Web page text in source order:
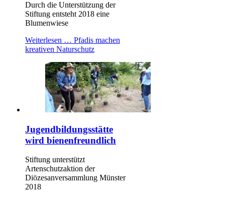
Durch die Unterstützung der
Stiftung entsteht 2018 eine
Blumenwiese
Weiterlesen … Pfadis machen
kreativen Naturschutz
Jugendbildungsstätte
wird bienenfreundlich
Stiftung unterstützt
Artenschutzaktion der
Diözesanversammlung Münster
2018